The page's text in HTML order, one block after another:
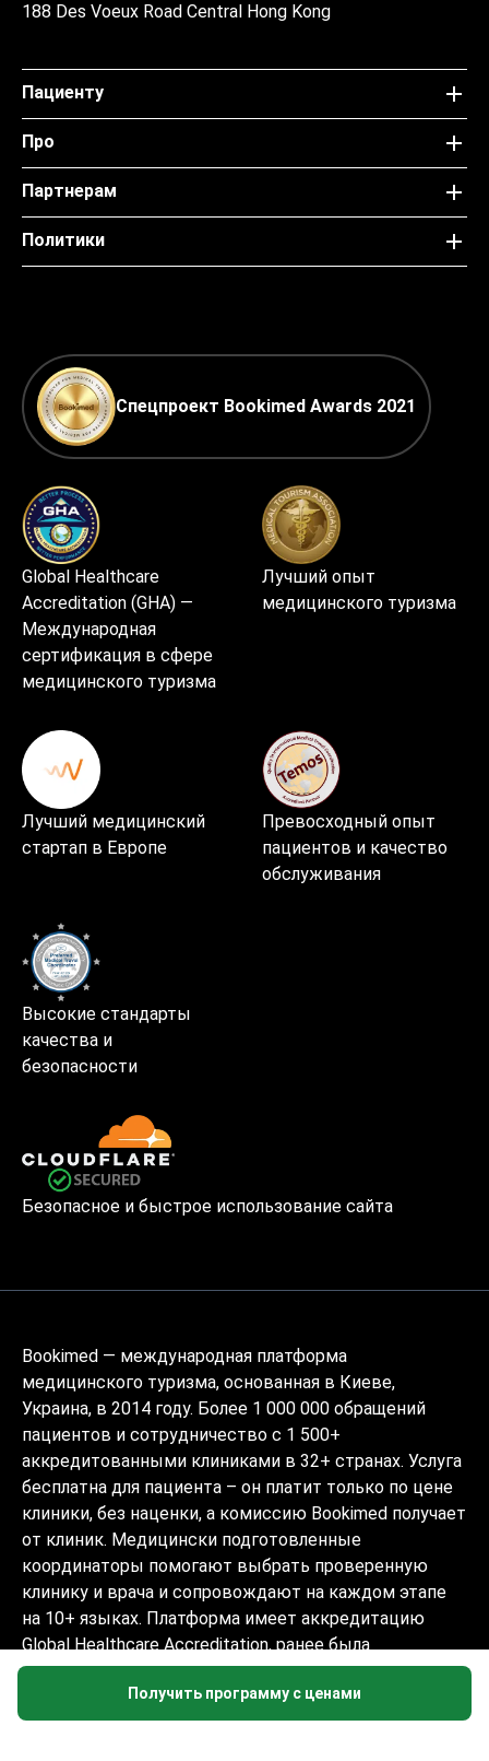
Получить программу с ценами
188 Des Voeux Road Central Hong Kong
Пациенту
Про
Партнерам
Политики
Спецпроект Bookimed Awards 2021
Global Healthcare
Accreditation (GHA) —
Международная
сертификация в сфере
медицинского туризма
Лучший опыт
медицинского туризма
Лучший медицинский
стартап в Европе
Превосходный опыт
пациентов и качество
обслуживания
Высокие стандарты
качества и
безопасности
Безопасное и быстрое использование сайта
Bookimed — международная платформа
медицинского туризма, основанная в Киеве,
Украина, в 2014 году. Более 1 000 000 обращений
пациентов и сотрудничество с 1 500+
аккредитованными клиниками в 32+ странах. Услуга
бесплатна для пациента – он платит только по цене
клиники, без наценки, а комиссию Bookimed получает
от клиник. Медицински подготовленные
координаторы помогают выбрать проверенную
клинику и врача и сопровождают на каждом этапе
на 10+ языках. Платформа имеет аккредитацию
Global Healthcare Accreditation, ранее была
сертифицирована Temos (2024–2025). Рейтинг 4.6 на
Trustpilot и 4.4 на Google Reviews.